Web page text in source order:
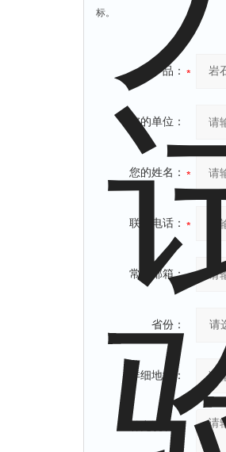
标。
产品：
您的单位：
您的姓名：
联系电话：
常用邮箱：
省份：
详细地址：